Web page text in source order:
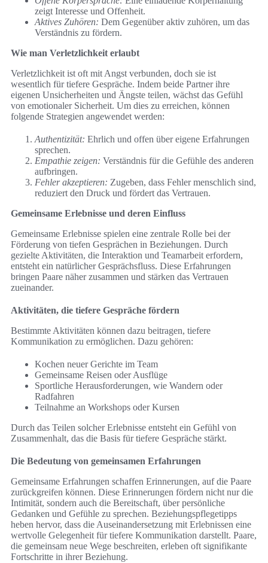
zeigt Interesse und Offenheit.
Aktives Zuhören: Dem Gegenüber aktiv zuhören, um das
Verständnis zu fördern.
Wie man Verletzlichkeit erlaubt
Verletzlichkeit ist oft mit Angst verbunden, doch sie ist
wesentlich für tiefere Gespräche. Indem beide Partner ihre
eigenen Unsicherheiten und Ängste teilen, wächst das Gefühl
von emotionaler Sicherheit. Um dies zu erreichen, können
folgende Strategien angewendet werden:
Authentizität: Ehrlich und offen über eigene Erfahrungen
sprechen.
Empathie zeigen: Verständnis für die Gefühle des anderen
aufbringen.
Fehler akzeptieren: Zugeben, dass Fehler menschlich sind,
reduziert den Druck und fördert das Vertrauen.
Gemeinsame Erlebnisse und deren Einfluss
Gemeinsame Erlebnisse spielen eine zentrale Rolle bei der
Förderung von tiefen Gesprächen in Beziehungen. Durch
gezielte Aktivitäten, die Interaktion und Teamarbeit erfordern,
entsteht ein natürlicher Gesprächsfluss. Diese Erfahrungen
bringen Paare näher zusammen und stärken das Vertrauen
zueinander.
Aktivitäten, die tiefere Gespräche fördern
Bestimmte Aktivitäten können dazu beitragen, tiefere
Kommunikation zu ermöglichen. Dazu gehören:
Kochen neuer Gerichte im Team
Gemeinsame Reisen oder Ausflüge
Sportliche Herausforderungen, wie Wandern oder
Radfahren
Teilnahme an Workshops oder Kursen
Durch das Teilen solcher Erlebnisse entsteht ein Gefühl von
Zusammenhalt, das die Basis für tiefere Gespräche stärkt.
Die Bedeutung von gemeinsamen Erfahrungen
Gemeinsame Erfahrungen schaffen Erinnerungen, auf die Paare
zurückgreifen können. Diese Erinnerungen fördern nicht nur die
Intimität, sondern auch die Bereitschaft, über persönliche
Gedanken und Gefühle zu sprechen. Beziehungspflegetipps
heben hervor, dass die Auseinandersetzung mit Erlebnissen eine
wertvolle Gelegenheit für tiefere Kommunikation darstellt. Paare,
die gemeinsam neue Wege beschreiten, erleben oft signifikante
Fortschritte in ihrer Beziehung.